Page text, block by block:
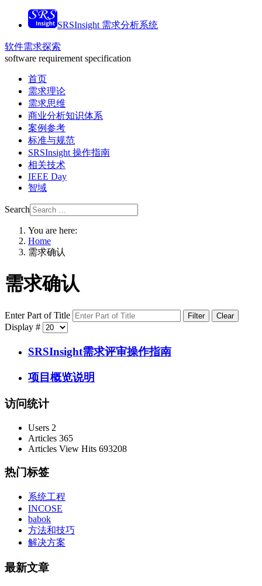
SRSInsight 需求分析系统
软件需求探索
software requirement specification
首页
需求理论
需求思维
商业分析知识体系
案例参考
标准与规范
SRSInsight 操作指南
相关技术
IEEE Day
智域
Search
You are here:
Home
需求确认
需求确认
Enter Part of Title Filter Clear
Display #
SRSInsight需求评审操作指南
项目概览说明
访问统计
Users 2
Articles 365
Articles View Hits 693208
热门标签
系统工程
INCOSE
babok
方法和技巧
解决方案
最新文章